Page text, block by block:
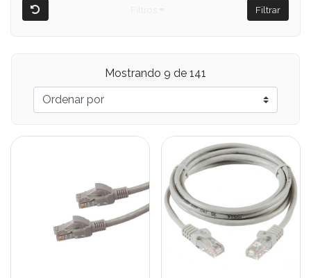
Filtrar
Mostrando 9 de 141